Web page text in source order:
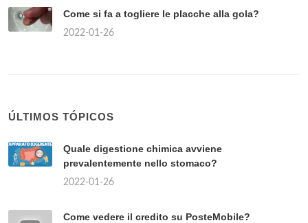
Come si fa a togliere le placche alla gola?
2022-01-26
ÚLTIMOS TÓPICOS
Quale digestione chimica avviene
prevalentemente nello stomaco?
2022-01-26
Come vedere il credito su PosteMobile?